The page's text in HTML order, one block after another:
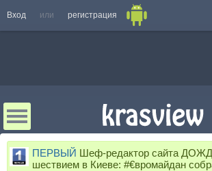
Вход или регистрация
ПЕРВЫЙ Шеф-редактор сайта
шествием в Киеве: #€вромайдан